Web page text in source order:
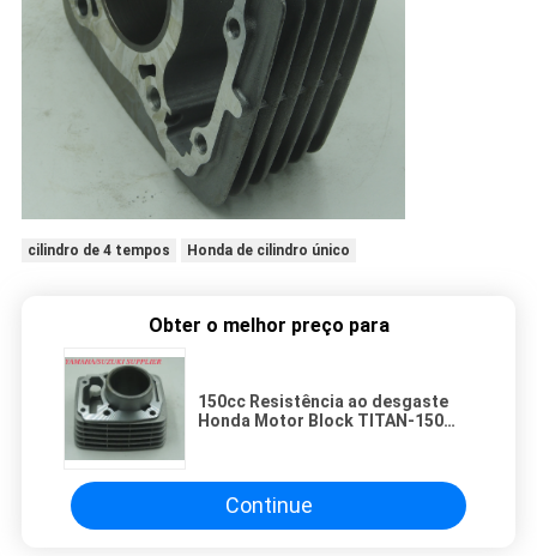
cilindro de 4 tempos Honda de cilindro único
Obter o melhor preço para
150cc Resistência ao desgaste
Honda Motor Block TITAN-150
Continue